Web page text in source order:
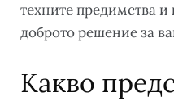
техните предимства и
доброто решение за
Какво